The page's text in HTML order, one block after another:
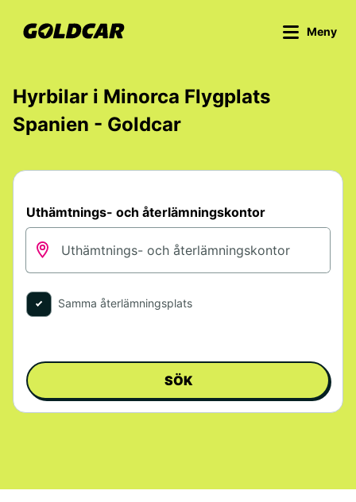
Meny
Hyrbilar i Minorca Flygplats
Spanien - Goldcar
Uthämtnings- och återlämningskontor
Samma återlämningsplats
SÖK